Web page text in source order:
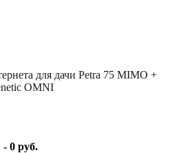
для дачи Petra 75 MIMO +
OMNI
- 0 руб.